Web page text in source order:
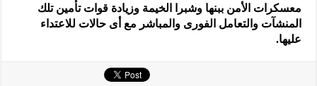
معسكرات الأمن ببنها وشبرا الخيمة وزيادة قوات تأمين تلك
المنشآت والتعامل الفورى والمباشر مع أى حالات للاعتداء
عليها.